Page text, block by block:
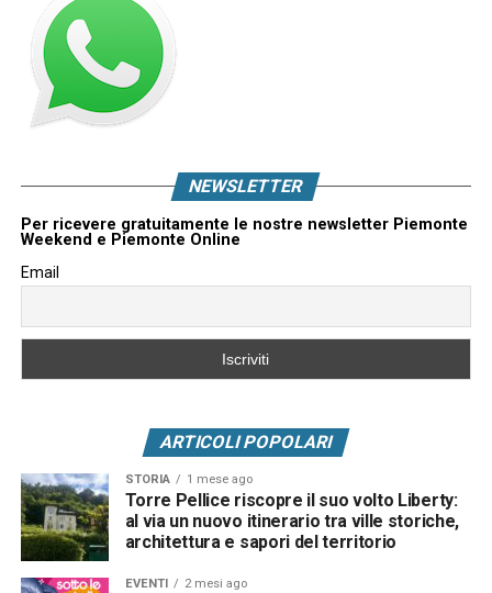
NEWSLETTER
Per ricevere gratuitamente le nostre newsletter Piemonte
Weekend e Piemonte Online
Email
ARTICOLI POPOLARI
STORIA 1 mese ago
Torre Pellice riscopre il suo volto Liberty:
al via un nuovo itinerario tra ville storiche,
architettura e sapori del territorio
EVENTI 2 mesi ago